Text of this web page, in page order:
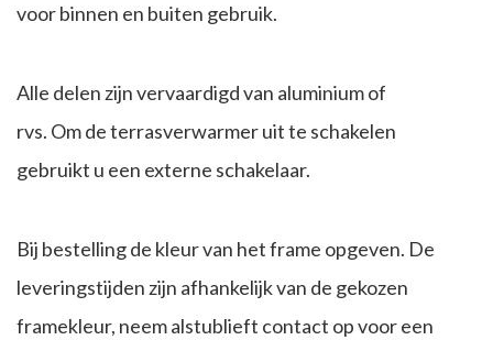
voor binnen en buiten gebruik.
Alle delen zijn vervaardigd van aluminium of
rvs. Om de terrasverwarmer uit te schakelen
gebruikt u een externe schakelaar.
Bij bestelling de kleur van het frame opgeven. De
leveringstijden zijn afhankelijk van de gekozen
framekleur, neem alstublieft contact op voor een